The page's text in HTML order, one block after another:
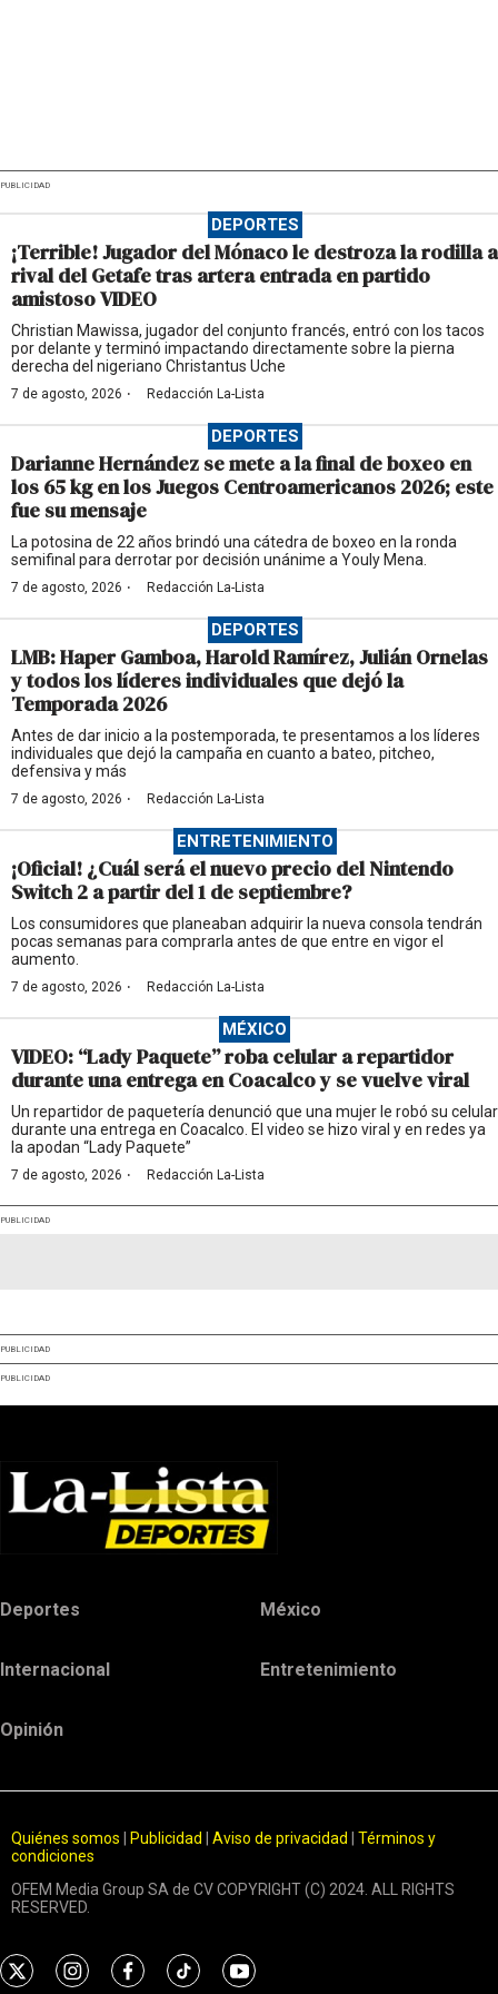
PUBLICIDAD
DEPORTES
¡Terrible! Jugador del Mónaco le destroza la rodilla a
rival del Getafe tras artera entrada en partido
amistoso VIDEO
Christian Mawissa, jugador del conjunto francés, entró con los tacos
por delante y terminó impactando directamente sobre la pierna
derecha del nigeriano Christantus Uche
7 de agosto, 2026 · Redacción La-Lista
DEPORTES
Darianne Hernández se mete a la final de boxeo en
los 65 kg en los Juegos Centroamericanos 2026; este
fue su mensaje
La potosina de 22 años brindó una cátedra de boxeo en la ronda
semifinal para derrotar por decisión unánime a Youly Mena.
7 de agosto, 2026 · Redacción La-Lista
DEPORTES
LMB: Haper Gamboa, Harold Ramírez, Julián Ornelas
y todos los líderes individuales que dejó la
Temporada 2026
Antes de dar inicio a la postemporada, te presentamos a los líderes
individuales que dejó la campaña en cuanto a bateo, pitcheo,
defensiva y más
7 de agosto, 2026 · Redacción La-Lista
ENTRETENIMIENTO
¡Oficial! ¿Cuál será el nuevo precio del Nintendo
Switch 2 a partir del 1 de septiembre?
Los consumidores que planeaban adquirir la nueva consola tendrán
pocas semanas para comprarla antes de que entre en vigor el
aumento.
7 de agosto, 2026 · Redacción La-Lista
MÉXICO
VIDEO: “Lady Paquete” roba celular a repartidor
durante una entrega en Coacalco y se vuelve viral
Un repartidor de paquetería denunció que una mujer le robó su celular
durante una entrega en Coacalco. El video se hizo viral y en redes ya
la apodan “Lady Paquete”
7 de agosto, 2026 · Redacción La-Lista
PUBLICIDAD
PUBLICIDAD
PUBLICIDAD
Deportes México
Internacional Entretenimiento
Opinión
Quiénes somos Publicidad Aviso de privacidad
Términos y
condiciones
OFEM Media Group SA de CV COPYRIGHT (C) 2024. ALL RIGHTS
RESERVED.
t
i
f
t
y